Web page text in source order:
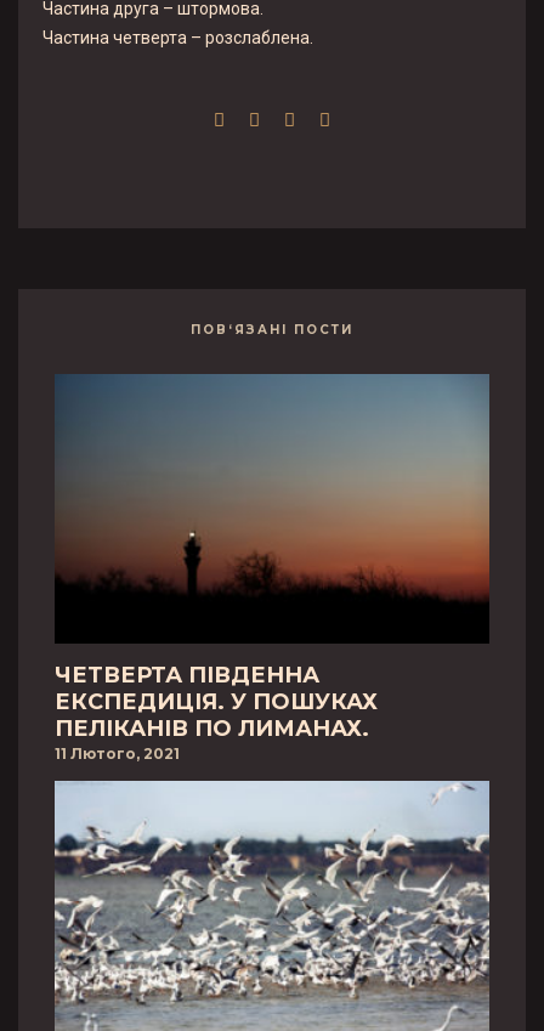
Частина друга – штормова.
Частина четверта – розслаблена.
ПОВ‘ЯЗАНІ ПОСТИ
ЧЕТВЕРТА ПІВДЕННА
ЕКСПЕДИЦІЯ. У ПОШУКАХ
ПЕЛІКАНІВ ПО ЛИМАНАХ.
11 Лютого, 2021